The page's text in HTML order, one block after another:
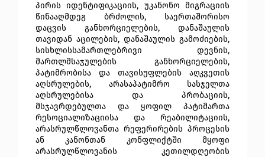
პირის იდენტიფიკაციის, უკანონო მიგრაციის
წინააღმდეგ ბრძოლის, საერთაშორისო
დაცვის განხორციელების, დანაშაულის
თავიდან აცილების, დანაშაულის გამოძიების,
სისხლისსამართლებრივი დევნის,
მართლმსაჯულების განხორციელების,
პატიმრობისა და თავისუფლების აღკვეთის
აღსრულებისა და პრობაციის,
მსჯავრდებულთა და ყოფილ პატიმართა
რესოციალიზაციისა და რეაბილიტაციის,
არასრულწლოვანთა რეფერირების პროცესის
ან კანონთან კონფლიქტში მყოფი
არასრულწლოვანის კეთილდღეობის